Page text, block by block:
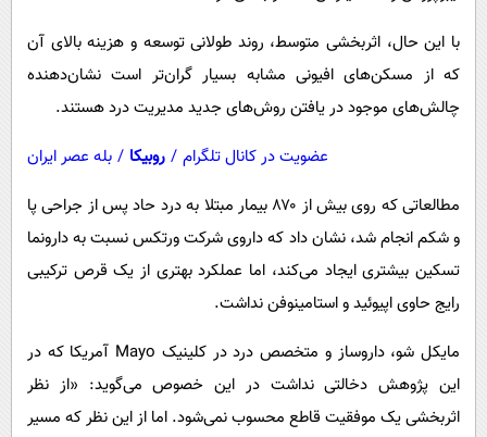
بین الملل
اجتماعی
حیات وحش
با این حال، اثربخشی متوسط، روند طولانی توسعه و هزینه بالای آن
که از مسکن‌های افیونی مشابه بسیار گران‌تر است نشان‌دهنده
چالش‌های موجود در یافتن روش‌های جدید مدیریت درد هستند.
عضویت در کانال تلگرام / روبیکا / بله عصر ایران
مطالعاتی که روی بیش از ۸۷۰ بیمار مبتلا به درد حاد پس از جراحی پا
و شکم انجام شد، نشان داد که داروی شرکت ورتکس نسبت به دارونما
تسکین بیشتری ایجاد می‌کند، اما عملکرد بهتری از یک قرص ترکیبی
رایج حاوی اپیوئید و استامینوفن نداشت.
مایکل شو، داروساز و متخصص درد در کلینیک Mayo آمریکا که در
این پژوهش دخالتی نداشت در این خصوص می‌گوید: «از نظر
اثربخشی یک موفقیت قاطع محسوب نمی‌شود. اما از این نظر که مسیر